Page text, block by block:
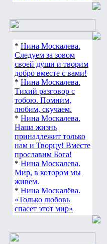
* Нина Москалева.
Следуем за зовом
своей души и творим
добро вместе с вами!
* Нина Москалева.
Тихий разговор с
тобою. Помним,
любим, скучаем.
* Нина Москалева.
Наша жизнь
принадлежит только
нам и Творцу! Вместе
прославим Бога!
* Нина Москалева.
Мир, в котором мы
живем.
* Нина Москалёва.
«Только любовь
спасет этот мир»